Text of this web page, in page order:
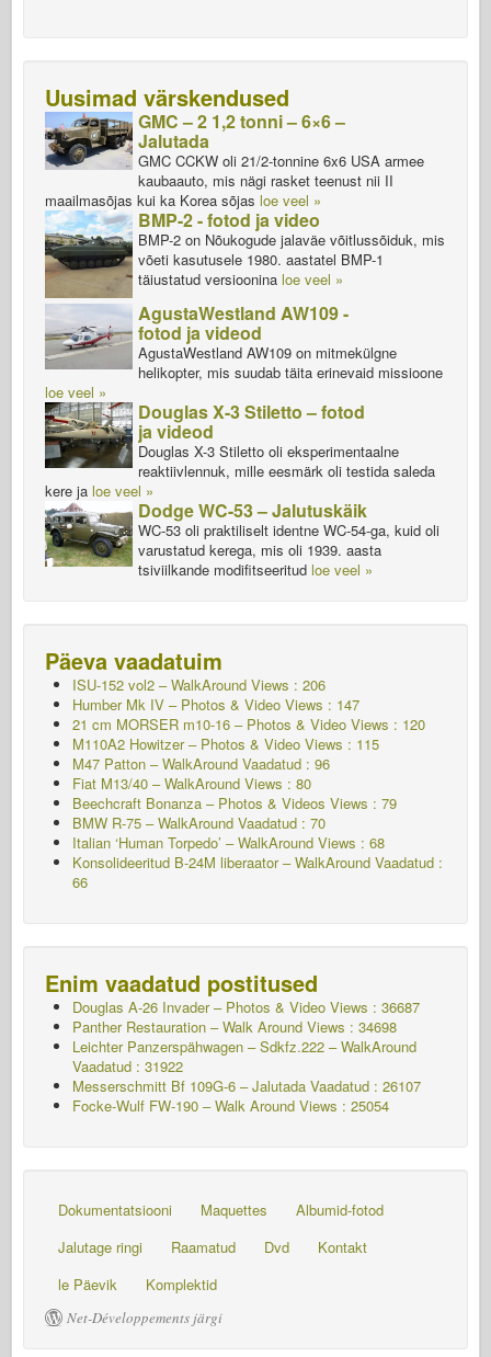
Uusimad värskendused
GMC – 2 1,2 tonni – 6×6 –
Jalutada
GMC CCKW oli 21/2-tonnine 6x6 USA armee
kaubaauto, mis nägi rasket teenust nii II
maailmasõjas kui ka Korea sõjas loe veel »
BMP-2 - fotod ja video
BMP-2 on Nõukogude jalaväe võitlussõiduk, mis
võeti kasutusele 1980. aastatel BMP-1
täiustatud versioonina loe veel »
AgustaWestland AW109 -
fotod ja videod
AgustaWestland AW109 on mitmekülgne
helikopter, mis suudab täita erinevaid missioone
loe veel »
Douglas X-3 Stiletto – fotod
ja videod
Douglas X-3 Stiletto oli eksperimentaalne
reaktiivlennuk, mille eesmärk oli testida saleda
kere ja loe veel »
Dodge WC-53 – Jalutuskäik
WC-53 oli praktiliselt identne WC-54-ga, kuid oli
varustatud kerega, mis oli 1939. aasta
tsiviilkande modifitseeritud loe veel »
Päeva vaadatuim
ISU-152 vol2 – WalkAround Views : 206
Humber Mk IV – Photos & Video Views : 147
21 cm MORSER m10-16 – Photos & Video Views : 120
M110A2 Howitzer – Photos & Video Views : 115
M47 Patton – WalkAround Vaadatud : 96
Fiat M13/40 – WalkAround Views : 80
Beechcraft Bonanza – Photos & Videos Views : 79
BMW R-75 – WalkAround Vaadatud : 70
Italian ‘Human Torpedo’ – WalkAround Views : 68
Konsolideeritud B-24M liberaator – WalkAround Vaadatud :
66
Enim vaadatud postitused
Douglas A-26 Invader – Photos & Video Views : 36687
Panther Restauration – Walk Around Views : 34698
Leichter Panzerspähwagen – Sdkfz.222 – WalkAround
Vaadatud : 31922
Messerschmitt Bf 109G-6 – Jalutada Vaadatud : 26107
Focke-Wulf FW-190 – Walk Around Views : 25054
Dokumentatsiooni Maquettes
Albumid-fotod
Jalutage ringi
Raamatud Dvd
Kontakt
le Päevik
Komplektid
Net-Développements järgi